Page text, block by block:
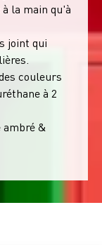
la main qu'à
joint qui
couleurs
à 2
ambré &